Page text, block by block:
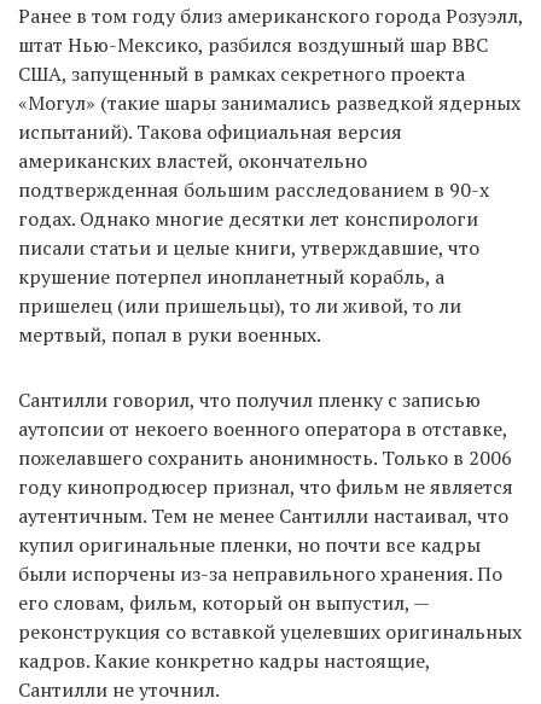
Ранее в том году близ американского города Розуэлл,
штат Нью-Мексико, разбился воздушный шар ВВС
США, запущенный в рамках секретного проекта
«Могул» (такие шары занимались разведкой ядерных
испытаний). Такова официальная версия
американских властей, окончательно
подтвержденная большим расследованием в 90-х
годах. Однако многие десятки лет конспирологи
писали статьи и целые книги, утверждавшие, что
крушение потерпел инопланетный корабль, а
пришелец (или пришельцы), то ли живой, то ли
мертвый, попал в руки военных.
Сантилли говорил, что получил пленку с записью
аутопсии от некоего военного оператора в отставке,
пожелавшего сохранить анонимность. Только в 2006
году кинопродюсер признал, что фильм не является
аутентичным. Тем не менее Сантилли настаивал, что
купил оригинальные пленки, но почти все кадры
были испорчены из-за неправильного хранения. По
его словам, фильм, который он выпустил, —
реконструкция со вставкой уцелевших оригинальных
кадров. Какие конкретно кадры настоящие,
Сантилли не уточнил.